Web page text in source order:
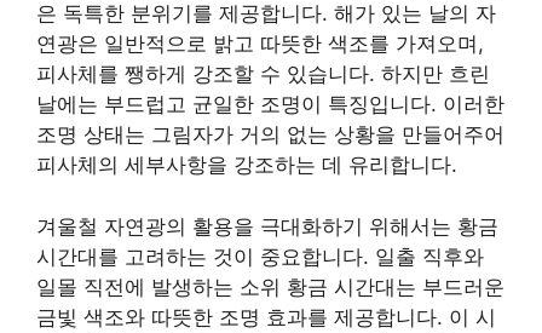
은 독특한 분위기를 제공합니다. 해가 있는 날의 자
연광은 일반적으로 밝고 따뜻한 색조를 가져오며,
피사체를 쨍하게 강조할 수 있습니다. 하지만 흐린
날에는 부드럽고 균일한 조명이 특징입니다. 이러한
조명 상태는 그림자가 거의 없는 상황을 만들어주어
피사체의 세부사항을 강조하는 데 유리합니다.
겨울철 자연광의 활용을 극대화하기 위해서는 황금
시간대를 고려하는 것이 중요합니다. 일출 직후와
일몰 직전에 발생하는 소위 황금 시간대는 부드러운
금빛 색조와 따뜻한 조명 효과를 제공합니다. 이 시